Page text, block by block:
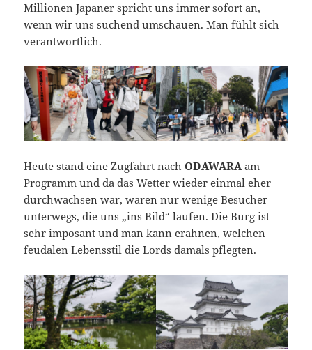
Millionen Japaner spricht uns immer sofort an,
wenn wir uns suchend umschauen. Man fühlt sich
verantwortlich.
Heute stand eine Zugfahrt nachODAWARAam
Programm und da das Wetter wieder einmal eher
durchwachsen war, waren nur wenige Besucher
unterwegs, die uns „ins Bild“ laufen. Die Burg ist
sehr imposant und man kann erahnen, welchen
feudalen Lebensstil die Lords damals pflegten.